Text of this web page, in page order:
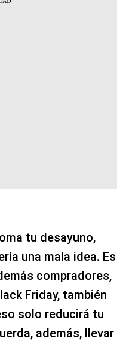
tu desayuno,
una mala idea. Es
compradores,
Friday, también
solo reducirá tu
además, llevar